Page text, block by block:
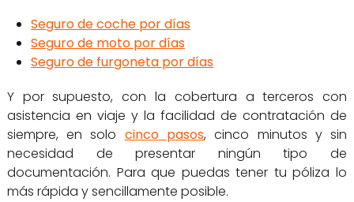
Seguro de coche por días
Seguro de moto por días
Seguro de furgoneta por días
Y por supuesto, con la cobertura a terceros con
asistencia en viaje y la facilidad de contratación de
siempre, en solo cinco pasos, cinco minutos y sin
necesidad de presentar ningún tipo de
documentación. Para que puedas tener tu póliza lo
más rápida y sencillamente posible.